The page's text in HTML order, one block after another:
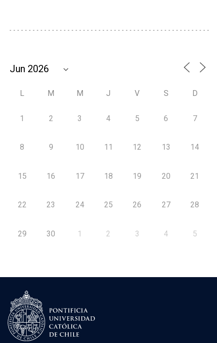
L M M J V S D
1 2 3 4 5 6 7
8 9 10 11 12 13 14
15 16 17 18 19 20 21
22 23 24 25 26 27 28
29 30 1 2 3 4 5